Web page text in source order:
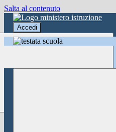
Salta al contenuto
Accedi
Accedi
button close ×